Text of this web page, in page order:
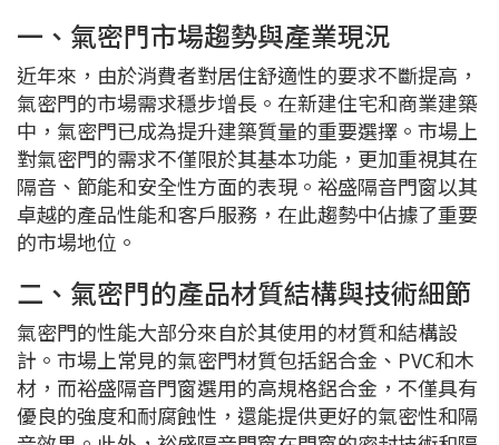
一、氣密門市場趨勢與產業現況
近年來，由於消費者對居住舒適性的要求不斷提高，
氣密門的市場需求穩步增長。在新建住宅和商業建築
中，氣密門已成為提升建築質量的重要選擇。市場上
對氣密門的需求不僅限於其基本功能，更加重視其在
隔音、節能和安全性方面的表現。裕盛隔音門窗以其
卓越的產品性能和客戶服務，在此趨勢中佔據了重要
的市場地位。
二、氣密門的產品材質結構與技術細節
氣密門的性能大部分來自於其使用的材質和結構設
計。市場上常見的氣密門材質包括鋁合金、PVC和木
材，而裕盛隔音門窗選用的高規格鋁合金，不僅具有
優良的強度和耐腐蝕性，還能提供更好的氣密性和隔